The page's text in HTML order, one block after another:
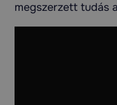
megszerzett tudás